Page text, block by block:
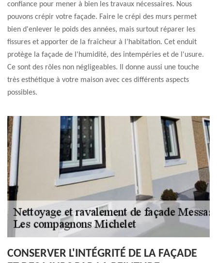
confiance pour mener à bien les travaux nécessaires. Nous
pouvons crépir votre façade. Faire le crépi des murs permet
bien d'enlever le poids des années, mais surtout réparer les
fissures et apporter de la fraîcheur à l’habitation. Cet enduit
protège la façade de l'humidité, des intempéries et de l'usure.
Ce sont des rôles non négligeables. Il donne aussi une touche
très esthétique à votre maison avec ces différents aspects
possibles.
CONSERVER L'INTÉGRITÉ DE LA FAÇADE